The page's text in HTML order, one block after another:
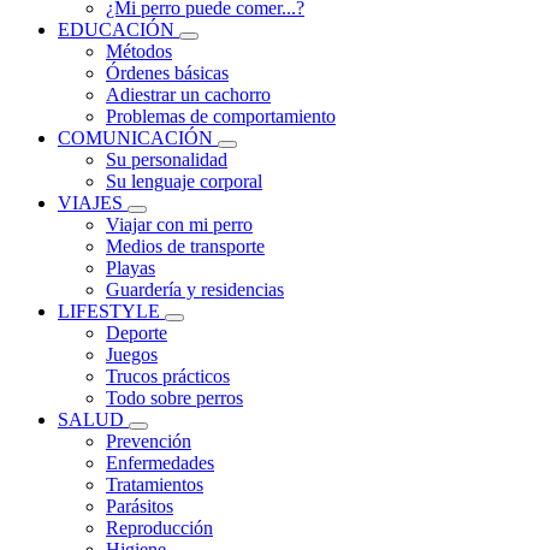
¿Mi perro puede comer...?
EDUCACIÓN
Métodos
Órdenes básicas
Adiestrar un cachorro
Problemas de comportamiento
COMUNICACIÓN
Su personalidad
Su lenguaje corporal
VIAJES
Viajar con mi perro
Medios de transporte
Playas
Guardería y residencias
LIFESTYLE
Deporte
Juegos
Trucos prácticos
Todo sobre perros
SALUD
Prevención
Enfermedades
Tratamientos
Parásitos
Reproducción